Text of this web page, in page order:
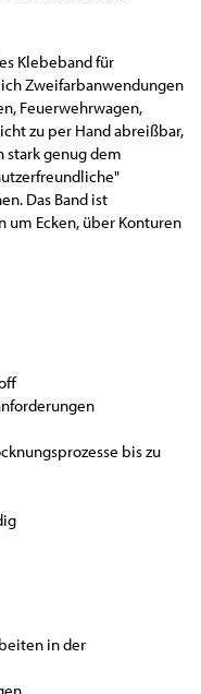
Klebeband für
Zweifarbanwendungen
Feuerwehrwagen,
zu per Hand abreißbar,
stark genug dem
Das Band ist
um Ecken, über Konturen
bis zu
in der